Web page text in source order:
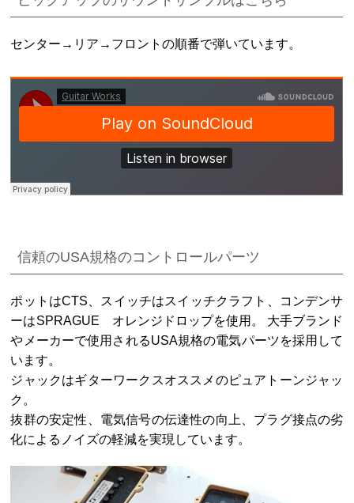
センター→リア→フロントの順番で弾いています。
信頼のUSA規格のコントロールパーツ
ポットはCTS、スイッチはスイッチクラフト、コンデンサ
ーはSPRAGUE オレンジドロップを使用。 大手ブランド
やメーカーで使用されるUSA規格の電気パーツを採用して
います。
ジャックはギターワークスオススメのピュアトーンジャッ
ク。
抜群の安定性、電気信号の伝達性の向上、プラグ接点の劣
化によるノイズの軽減を実現しています。